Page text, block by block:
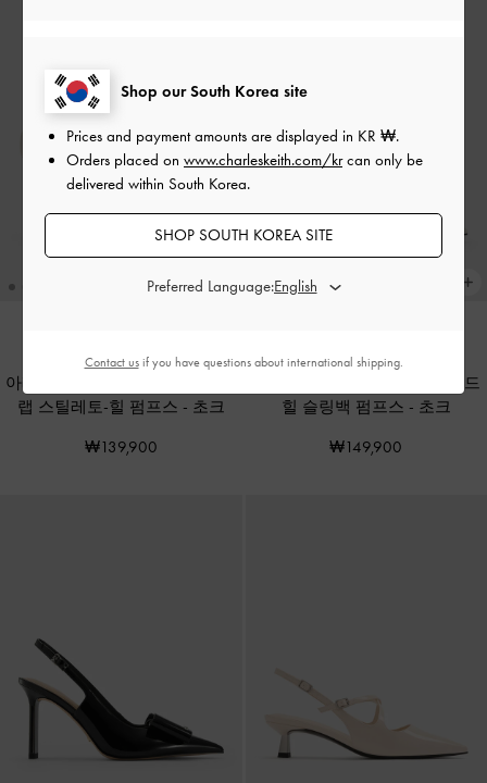
아레사 페이턴트 레더 앵클-스트
랩 스틸레토-힐 펌프스 - 초크
₩139,900
루 페이턴트 레더 보우 블레이드
힐 슬링백 펌프스 - 초크
₩149,900
Shop our South Korea site
Prices and payment amounts are displayed in KR ₩.
Orders placed on www.charleskeith.com/krcan only be
delivered within South Korea.
SHOP SOUTH KOREA SITE
Preferred Language:
Contact usif you have questions about international shipping.